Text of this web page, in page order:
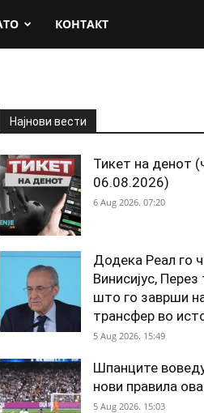
КОНТАКТ
Најнови вести
Тикет на денот
06.08.2026)
6 Aug 2026. 07:20
Додека Реал го
Винисијус,
што го заврши
трансфер во
5 Aug 2026. 15:49
Шпанците
нови правила
5 Aug 2026. 15:03